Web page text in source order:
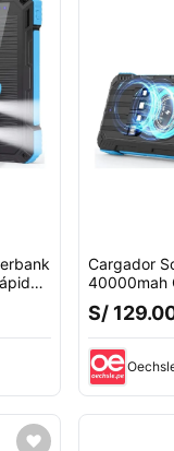
Cargador
40000mah
22.5w Usb
S/